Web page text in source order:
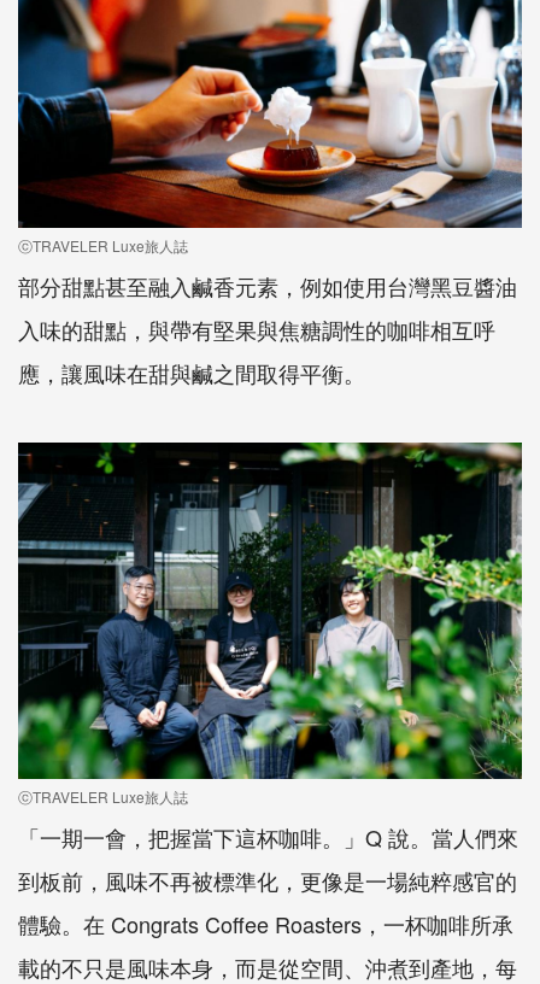
ⓒTRAVELER Luxe旅人誌
部分甜點甚至融入鹹香元素，例如使用台灣黑豆醬油
入味的甜點，與帶有堅果與焦糖調性的咖啡相互呼
應，讓風味在甜與鹹之間取得平衡。
ⓒTRAVELER Luxe旅人誌
「一期一會，把握當下這杯咖啡。」Q 說。當人們來
到板前，風味不再被標準化，更像是一場純粹感官的
體驗。在 Congrats Coffee Roasters，一杯咖啡所承
載的不只是風味本身，而是從空間、沖煮到產地，每